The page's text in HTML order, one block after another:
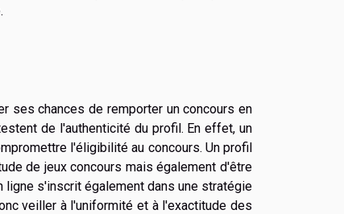
ses chances de remporter un concours en
de l'authenticité du profil. En effet, un
l'éligibilité au concours. Un profil
de jeux concours mais également d'être
s'inscrit également dans une stratégie
veiller à l'uniformité et à l'exactitude des